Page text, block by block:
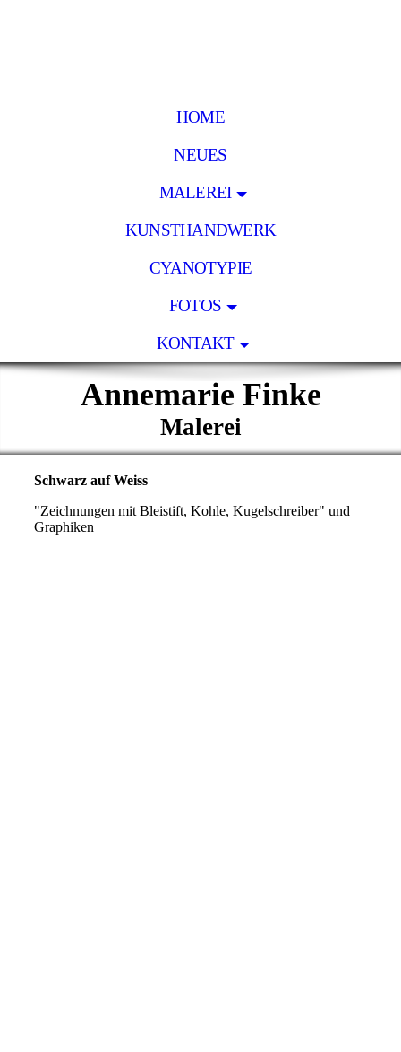
HOME
NEUES
MALEREI
KUNSTHANDWERK
CYANOTYPIE
FOTOS
KONTAKT
Annemarie Finke
Malerei
Schwarz auf Weiss
"Zeichnungen mit Bleistift, Kohle, Kugelschreiber" und
Graphiken